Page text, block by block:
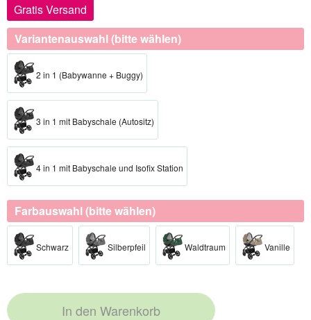
Gratis Versand
Variantenauswahl (bitte wählen)
2 in 1 (Babywanne + Buggy)
3 in 1 mit Babyschale (Autositz)
4 in 1 mit Babyschale und Isofix Station
Farbauswahl (bitte wählen)
Schwarz Silberpfeil Waldtraum Vanille
In den Warenkorb